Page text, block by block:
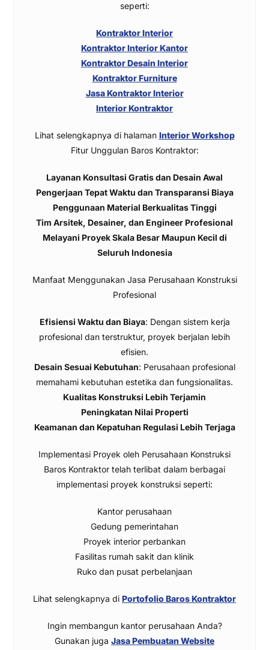
seperti:
Kontraktor Interior
Kontraktor Interior Kantor
Kontraktor Desain Interior
Kontraktor Furniture
Jasa Kontraktor Interior
Interior Kontraktor
Lihat selengkapnya di halaman Interior Workshop
Fitur Unggulan Baros Kontraktor:
Layanan Konsultasi Gratis dan Desain Awal
Pengerjaan Tepat Waktu dan Transparansi Biaya
Penggunaan Material Berkualitas Tinggi
Tim Arsitek, Desainer, dan Engineer Profesional
Melayani Proyek Skala Besar Maupun Kecil di
Seluruh Indonesia
Manfaat Menggunakan Jasa Perusahaan Konstruksi
Profesional
Efisiensi Waktu dan Biaya: Dengan sistem kerja
profesional dan terstruktur, proyek berjalan lebih
efisien.
Desain Sesuai Kebutuhan: Perusahaan profesional
memahami kebutuhan estetika dan fungsionalitas.
Kualitas Konstruksi Lebih Terjamin
Peningkatan Nilai Properti
Keamanan dan Kepatuhan Regulasi Lebih Terjaga
Implementasi Proyek oleh Perusahaan Konstruksi
Baros Kontraktor telah terlibat dalam berbagai
implementasi proyek konstruksi seperti:
Kantor perusahaan
Gedung pemerintahan
Proyek interior perbankan
Fasilitas rumah sakit dan klinik
Ruko dan pusat perbelanjaan
Lihat selengkapnya di Portofolio Baros Kontraktor
Ingin membangun kantor perusahaan Anda?
Gunakan juga Jasa Pembuatan Website